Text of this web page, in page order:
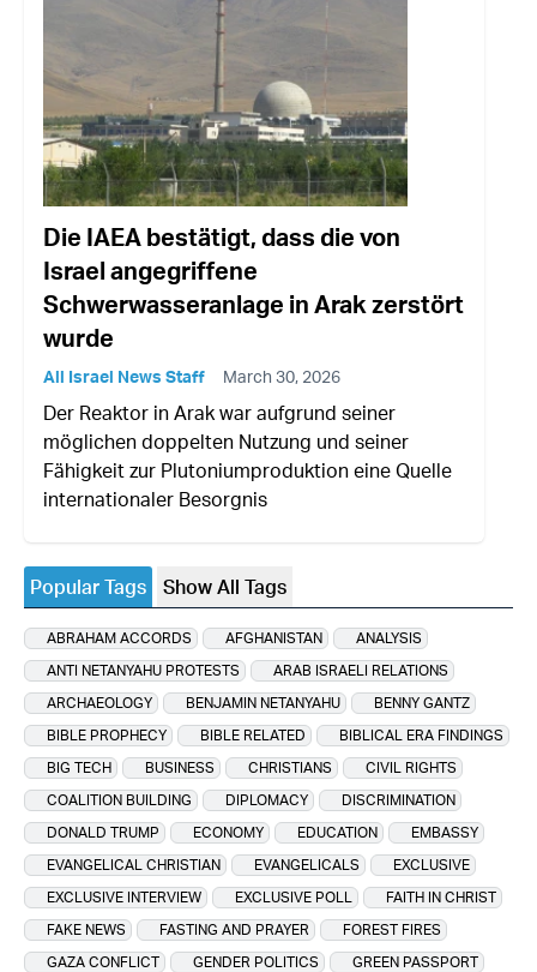
Die IAEA bestätigt, dass die von
Israel angegriffene
Schwerwasseranlage in Arak zerstört
wurde
All Israel News Staff March 30, 2026
Der Reaktor in Arak war aufgrund seiner
möglichen doppelten Nutzung und seiner
Fähigkeit zur Plutoniumproduktion eine Quelle
internationaler Besorgnis
Popular Tags Show All Tags
ABRAHAM ACCORDS AFGHANISTAN
ANALYSIS
ANTI NETANYAHU PROTESTS
ARAB ISRAELI RELATIONS
ARCHAEOLOGY
BENJAMIN NETANYAHU
BENNY GANTZ
BIBLE PROPHECY
BIBLE RELATED
BIBLICAL ERA FINDINGS
BIG TECH
BUSINESS CHRISTIANS
CIVIL RIGHTS
COALITION BUILDING
DIPLOMACY
DISCRIMINATION
DONALD TRUMP
ECONOMY EDUCATION
EMBASSY
EVANGELICAL CHRISTIAN
EVANGELICALS
EXCLUSIVE
EXCLUSIVE INTERVIEW
EXCLUSIVE POLL
FAITH IN CHRIST
FAKE NEWS
FASTING AND PRAYER
FOREST FIRES
GAZA CONFLICT
GENDER POLITICS
GREEN PASSPORT